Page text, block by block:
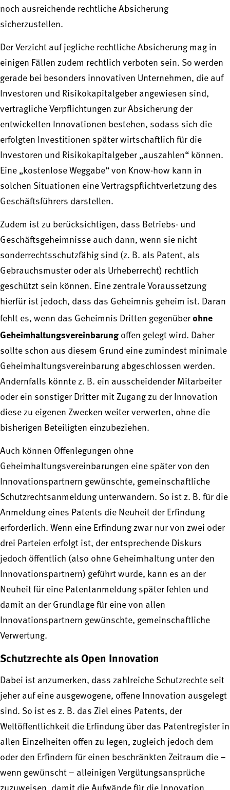
noch ausreichende rechtliche Absicherung
sicherzustellen.
Der Verzicht auf jegliche rechtliche Absicherung mag in
einigen Fällen zudem rechtlich verboten sein. So werden
gerade bei besonders innovativen Unternehmen, die auf
Investoren und Risikokapitalgeber angewiesen sind,
vertragliche Verpflichtungen zur Absicherung der
entwickelten Innovationen bestehen, sodass sich die
erfolgten Investitionen später wirtschaftlich für die
Investoren und Risikokapitalgeber „auszahlen“ können.
Eine „kostenlose Weggabe“ von Know-how kann in
solchen Situationen eine Vertragspflichtverletzung des
Geschäftsführers darstellen.
Zudem ist zu berücksichtigen, dass Betriebs- und
Geschäftsgeheimnisse auch dann, wenn sie nicht
sonderrechtsschutzfähig sind (z. B. als Patent, als
Gebrauchsmuster oder als Urheberrecht) rechtlich
geschützt sein können. Eine zentrale Voraussetzung
hierfür ist jedoch, dass das Geheimnis geheim ist. Daran
fehlt es, wenn das Geheimnis Dritten gegenüber ohne
Geheimhaltungsvereinbarungoffen gelegt wird. Daher
sollte schon aus diesem Grund eine zumindest minimale
Geheimhaltungsvereinbarung abgeschlossen werden.
Andernfalls könnte z. B. ein ausscheidender Mitarbeiter
oder ein sonstiger Dritter mit Zugang zu der Innovation
diese zu eigenen Zwecken weiter verwerten, ohne die
bisherigen Beteiligten einzubeziehen.
Auch können Offenlegungen ohne
Geheimhaltungsvereinbarungen eine später von den
Innovationspartnern gewünschte, gemeinschaftliche
Schutzrechtsanmeldung unterwandern. So ist z. B. für die
Anmeldung eines Patents die Neuheit der Erfindung
erforderlich. Wenn eine Erfindung zwar nur von zwei oder
drei Parteien erfolgt ist, der entsprechende Diskurs
jedoch öffentlich (also ohne Geheimhaltung unter den
Innovationspartnern) geführt wurde, kann es an der
Neuheit für eine Patentanmeldung später fehlen und
damit an der Grundlage für eine von allen
Innovationspartnern gewünschte, gemeinschaftliche
Verwertung.
Schutzrechte als Open Innovation
Dabei ist anzumerken, dass zahlreiche Schutzrechte seit
jeher auf eine ausgewogene, offene Innovation ausgelegt
sind. So ist es z. B. das Ziel eines Patents, der
Weltöffentlichkeit die Erfindung über das Patentregister in
allen Einzelheiten offen zu legen, zugleich jedoch dem
oder den Erfindern für einen beschränkten Zeitraum die –
wenn gewünscht – alleinigen Vergütungsansprüche